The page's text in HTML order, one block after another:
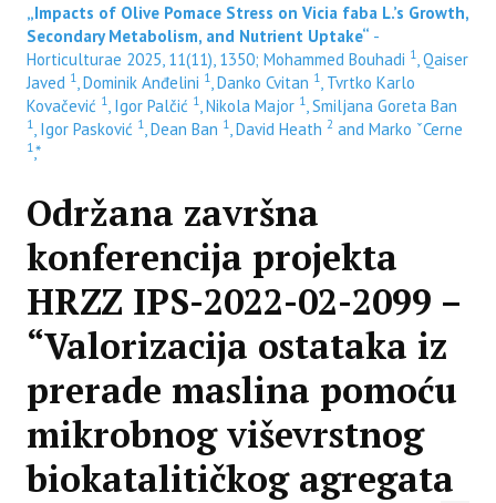
„Impacts of Olive Pomace Stress on Vicia faba L.’s Growth,
Secondary Metabolism, and Nutrient Uptake“ -
Horticulturae 2025, 11(11), 1350; Mohammed Bouhadi 1, Qaiser
Javed 1, Dominik Anđelini 1, Danko Cvitan 1, Tvrtko Karlo
Kovačević 1, Igor Palčić 1, Nikola Major 1, Smiljana Goreta Ban
1, Igor Pasković 1, Dean Ban 1, David Heath 2 and Marko ˇCerne
1,*
Održana završna
konferencija projekta
HRZZ IPS-2022-02-2099 –
“Valorizacija ostataka iz
prerade maslina pomoću
mikrobnog viševrstnog
biokatalitičkog agregata